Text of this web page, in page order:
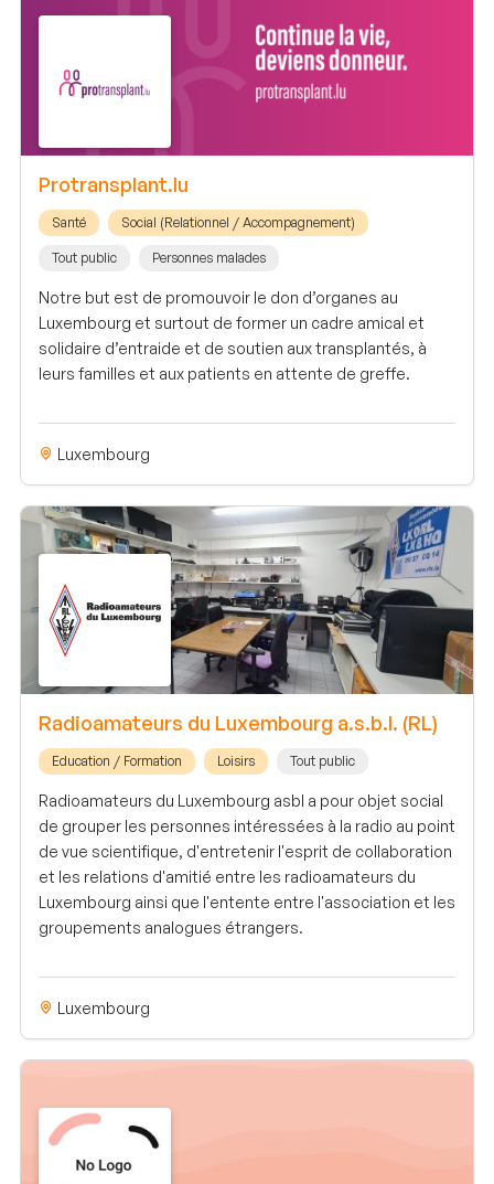
Protransplant.lu
Santé Social (Relationnel / Accompagnement)
Tout public Personnes malades
Notre but est de promouvoir le don d’organes au
Luxembourg et surtout de former un cadre amical et
solidaire d’entraide et de soutien aux transplantés, à
leurs familles et aux patients en attente de greffe.
Luxembourg
Radioamateurs du Luxembourg a.s.b.l. (RL)
Education / Formation Loisirs Tout public
Radioamateurs du Luxembourg asbl a pour objet social
de grouper les personnes intéressées à la radio au point
de vue scientifique, d'entretenir l'esprit de collaboration
et les relations d'amitié entre les radioamateurs du
Luxembourg ainsi que l'entente entre l'association et les
groupements analogues étrangers.
Luxembourg